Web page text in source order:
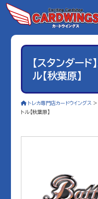
【スタンダード
ル【秋葉原】
トレカ専門店カードウイングス
トル【秋葉原】